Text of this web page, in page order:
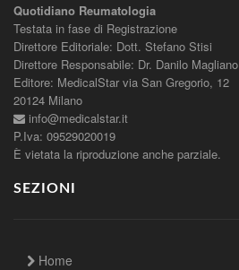
Quotidiano Reumatologia
Testata in fase di Registrazione
Direttore Editoriale: Dott. Stefano Stisi
Direttore Responsabile: Dr. Danilo Magliano
Editore: MedicalStar via San Gregorio, 12
20124 Milano
info@medicalstar.it
P.Iva: 09529020019
È vietata la riproduzione anche parziale.
SEZIONI
Home